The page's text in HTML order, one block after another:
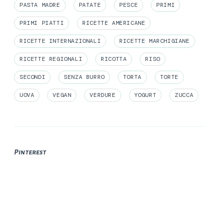
PASTA MADRE PATATE PESCE PRIMI
PRIMI PIATTI RICETTE AMERICANE
RICETTE INTERNAZIONALI RICETTE MARCHIGIANE
RICETTE REGIONALI RICOTTA RISO
SECONDI SENZA BURRO TORTA TORTE
UOVA VEGAN VERDURE YOGURT ZUCCA
Pinterest